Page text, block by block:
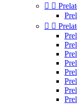
 
 